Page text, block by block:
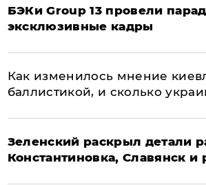
​БЭКи Group 13 провели
эксклюзивные кадры
Как изменилось мнение
баллистикой, и сколько
​Зеленский раскрыл детали
Константиновка, Славянск